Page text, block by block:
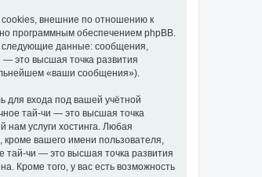
cookies, внешние по отношению к
программным обеспечением phpBB.
данные: сообщения,
это высшая точка развития
«ваши сообщения»).
для входа под вашей учётной
тай-чи — это высшая точка
услуги хостинга. Любая
вашего имени пользователя,
тай-чи — это высшая точка развития
Кроме того, у вас есть возможность